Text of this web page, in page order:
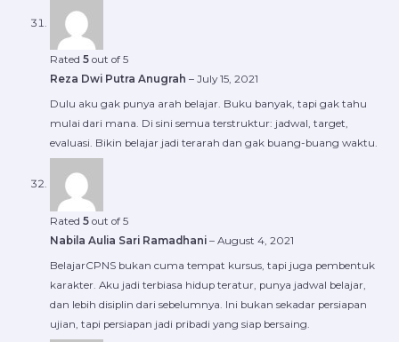
Rated 5out of 5
Reza Dwi Putra Anugrah – July 15, 2021
Dulu aku gak punya arah belajar. Buku banyak, tapi gak tahu
mulai dari mana. Di sini semua terstruktur: jadwal, target,
evaluasi. Bikin belajar jadi terarah dan gak buang-buang waktu.
Rated 5out of 5
Nabila Aulia Sari Ramadhani – August 4, 2021
BelajarCPNS bukan cuma tempat kursus, tapi juga pembentuk
karakter. Aku jadi terbiasa hidup teratur, punya jadwal belajar,
dan lebih disiplin dari sebelumnya. Ini bukan sekadar persiapan
ujian, tapi persiapan jadi pribadi yang siap bersaing.